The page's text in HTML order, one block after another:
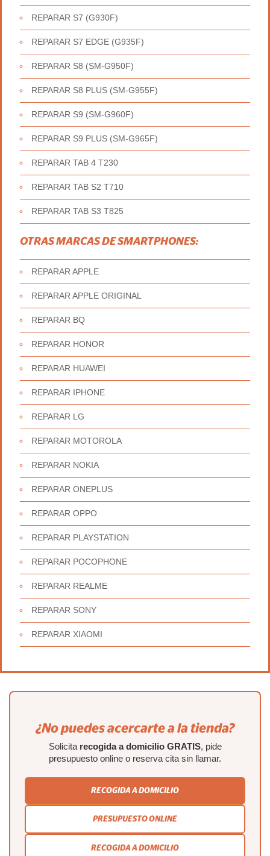
REPARAR S7 (G930F)
REPARAR S7 EDGE (G935F)
REPARAR S8 (SM-G950F)
REPARAR S8 PLUS (SM-G955F)
REPARAR S9 (SM-G960F)
REPARAR S9 PLUS (SM-G965F)
REPARAR TAB 4 T230
REPARAR TAB S2 T710
REPARAR TAB S3 T825
OTRAS MARCAS DE SMARTPHONES:
REPARAR APPLE
REPARAR APPLE ORIGINAL
REPARAR BQ
REPARAR HONOR
REPARAR HUAWEI
REPARAR IPHONE
REPARAR LG
REPARAR MOTOROLA
REPARAR NOKIA
REPARAR ONEPLUS
REPARAR OPPO
REPARAR PLAYSTATION
REPARAR POCOPHONE
REPARAR REALME
REPARAR SONY
REPARAR XIAOMI
¿No puedes acercarte a la tienda?
Solicita recogida a domicilio GRATIS, pide
presupuesto online o reserva cita sin llamar.
RECOGIDA A DOMICILIO
PRESUPUESTO ONLINE
RECOGIDA A DOMICILIO